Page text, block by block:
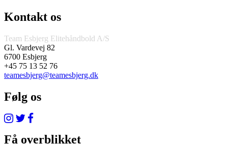
Kontakt os
Team Esbjerg Elitehåndbold A/S
Gl. Vardevej 82
6700 Esbjerg
+45 75 13 52 76
teamesbjerg@teamesbjerg.dk
Følg os
Få overblikket